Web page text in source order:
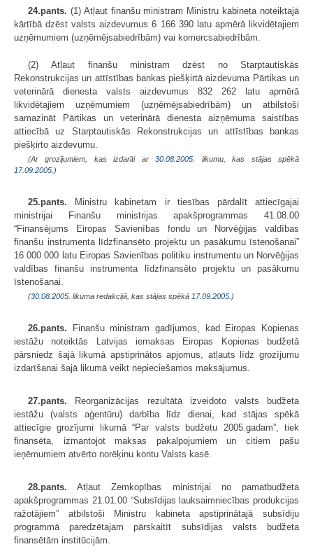
24.pants. (1) Atļaut finanšu ministram Ministru kabineta noteiktajā
kārtībā dzēst valsts aizdevumus 6 166 390 latu apmērā likvidētajiem
uzņēmumiem (uzņēmējsabiedrībām) vai komercsabiedrībām.
(2) Atļaut finanšu ministram dzēst no Starptautiskās
Rekonstrukcijas un attīstības bankas piešķirtā aizdevuma Pārtikas un
veterinārā dienesta valsts aizdevumus 832 262 latu apmērā
likvidētajiem uzņēmumiem (uzņēmējsabiedrībām) un atbilstoši
samazināt Pārtikas un veterinārā dienesta aizņēmuma saistības
attiecībā uz Starptautiskās Rekonstrukcijas un attīstības bankas
piešķirto aizdevumu.
(Ar grozījumiem, kas izdarīti ar30.08.2005 . likumu, kas stājas spēkā
17.09.2005. )
25.pants. Ministru kabinetam ir tiesības pārdalīt attiecīgajai
ministrijai Finanšu ministrijas apakšprogrammas 41.08.00
“Finansējums Eiropas Savienības fondu un Norvēģijas valdības
finanšu instrumenta līdzfinansēto projektu un pasākumu īstenošanai”
16 000 000 latu Eiropas Savienības politiku instrumentu un Norvēģijas
valdības finanšu instrumenta līdzfinansēto projektu un pasākumu
īstenošanai.
(30.08.2005 . likuma redakcijā, kas stājas spēkā 17.09.2005. )
26.pants. Finanšu ministram gadījumos, kad Eiropas Kopienas
iestāžu noteiktās Latvijas iemaksas Eiropas Kopienas budžetā
pārsniedz šajā likumā apstiprinātos apjomus, atļauts līdz grozījumu
izdarīšanai šajā likumā veikt nepieciešamos maksājumus.
27.pants. Reorganizācijas rezultātā izveidoto valsts budžeta
iestāžu (valsts aģentūru) darbība līdz dienai, kad stājas spēkā
attiecīgie grozījumi likumā “Par valsts budžetu 2005.gadam”, tiek
finansēta, izmantojot maksas pakalpojumiem un citiem pašu
ieņēmumiem atvērto norēķinu kontu Valsts kasē.
28.pants. Atļaut Zemkopības ministrijai no pamatbudžeta
apakšprogrammas 21.01.00 “Subsīdijas lauksaimniecības produkcijas
ražotājiem” atbilstoši Ministru kabineta apstiprinātajā subsīdiju
programmā paredzētajam pārskaitīt subsīdijas valsts budžeta
finansētām institūcijām.